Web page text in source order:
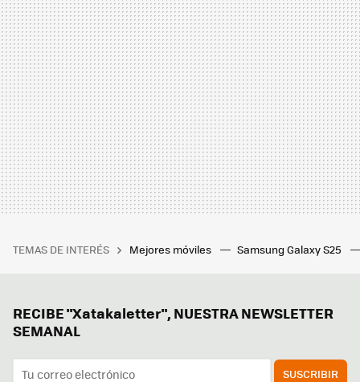
TEMAS DE INTERÉS Mejores móviles Samsung Galaxy S25
RECIBE "Xatakaletter", NUESTRA NEWSLETTER
SEMANAL
SUSCRIBIR